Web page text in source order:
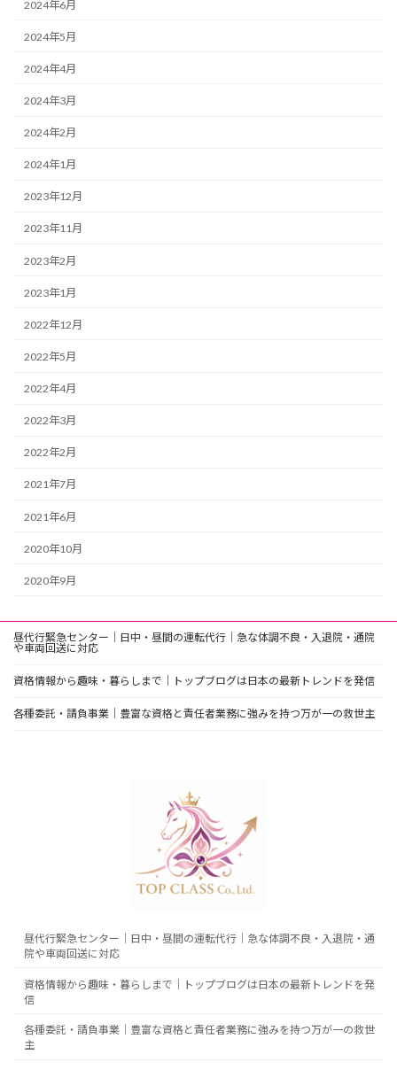
2024年6月
2024年5月
2024年4月
2024年3月
2024年2月
2024年1月
2023年12月
2023年11月
2023年2月
2023年1月
2022年12月
2022年5月
2022年4月
2022年3月
2022年2月
2021年7月
2021年6月
2020年10月
2020年9月
昼代行緊急センター｜日中・昼間の運転代行｜急な体調不良・入退院・通院
や車両回送に対応
資格情報から趣味・暮らしまで｜トップブログは日本の最新トレンドを発信
各種委託・請負事業｜豊富な資格と責任者業務に強みを持つ万が一の救世主
昼代行緊急センター｜日中・昼間の運転代行｜急な体調不良・入退院・通
院や車両回送に対応
資格情報から趣味・暮らしまで｜トップブログは日本の最新トレンドを発
信
各種委託・請負事業｜豊富な資格と責任者業務に強みを持つ万が一の救世
主